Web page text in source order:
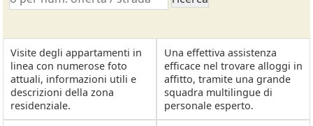
Visite degli appartamenti in
linea con numerose foto
attuali, informazioni utili e
descrizioni della zona
residenziale.
Una effettiva assistenza
efficace nel trovare alloggi in
affitto, tramite una grande
squadra multilingue di
personale esperto.